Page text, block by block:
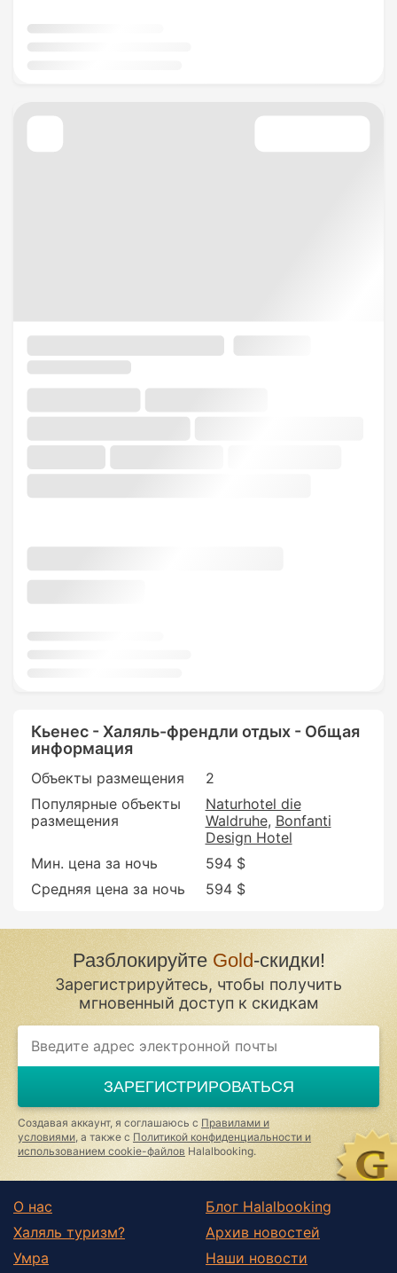
Кьенес - Халяль-френдли отдых - Общая
информация
Объекты размещения
2
Популярные объекты
размещения
Naturhotel die
Waldruhe Bonfanti
Design Hotel
Мин. цена за ночь
594 $
Средняя цена за ночь
594 $
Разблокируйте Gold-скидки!
Зарегистрируйтесь, чтобы получить
мгновенный доступ к скидкам
If
you
ignore
this
field
ЗАРЕГИСТРИРОВАТЬСЯ
Создавая аккаунт, я соглашаюсь с Правилами и
условиями , а также с Политикой конфиденциальности и
использованием cookie-файлов Halalbooking.
О нас
Халяль туризм?
Умра
Блог Halalbooking
Архив новостей
Наши новости